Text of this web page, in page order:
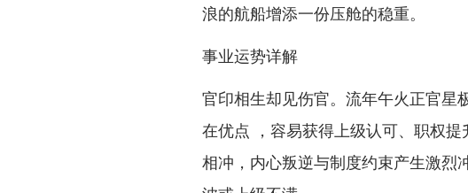
浪的航船增添一份压舱的稳重。
事业运势详解
官印相生却见伤官。流年午火正官星
在优点 ，容易获得上级认可、职权
相冲，内心叛逆与制度约束产生激烈